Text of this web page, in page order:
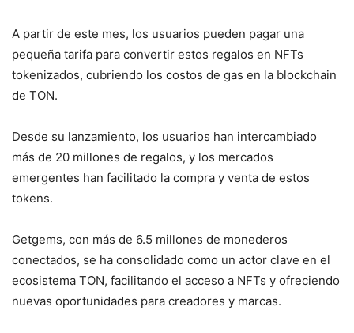
A partir de este mes, los usuarios pueden pagar una
pequeña tarifa para convertir estos regalos en NFTs
tokenizados, cubriendo los costos de gas en la blockchain
de TON.
Desde su lanzamiento, los usuarios han intercambiado
más de 20 millones de regalos, y los mercados
emergentes han facilitado la compra y venta de estos
tokens.
Getgems, con más de 6.5 millones de monederos
conectados, se ha consolidado como un actor clave en el
ecosistema TON, facilitando el acceso a NFTs y ofreciendo
nuevas oportunidades para creadores y marcas.